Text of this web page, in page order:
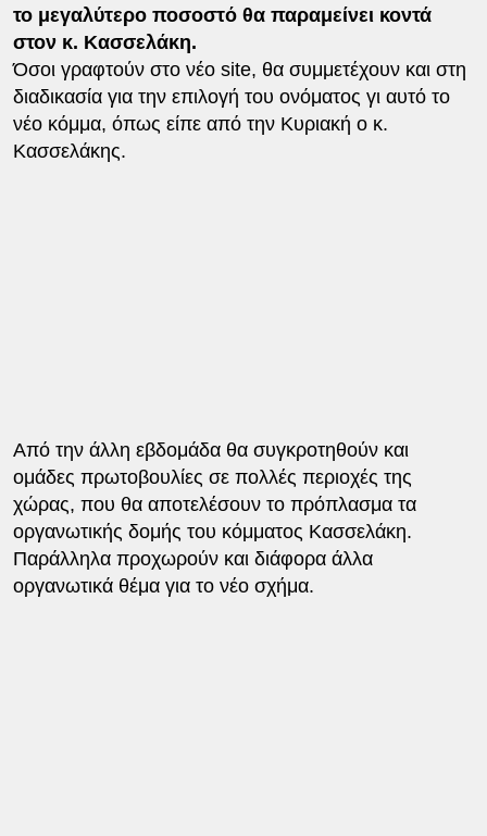
το μεγαλύτερο ποσοστό θα παραμείνει κοντά
στον κ. Κασσελάκη.
Όσοι γραφτούν στο νέο site, θα συμμετέχουν και στη
διαδικασία για την επιλογή του ονόματος γι αυτό το
νέο κόμμα, όπως είπε από την Κυριακή ο κ.
Κασσελάκης.
Από την άλλη εβδομάδα θα συγκροτηθούν και
ομάδες πρωτοβουλίες σε πολλές περιοχές της
χώρας, που θα αποτελέσουν το πρόπλασμα τα
οργανωτικής δομής του κόμματος Κασσελάκη.
Παράλληλα προχωρούν και διάφορα άλλα
οργανωτικά θέμα για το νέο σχήμα.